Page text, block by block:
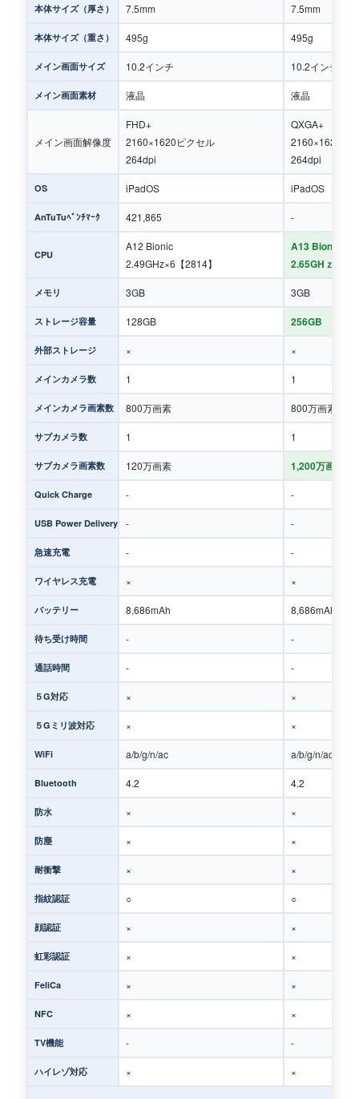
本体サイズ（厚さ） 7.5mm 7.5mm
本体サイズ（重さ） 495g 495g
メイン画面サイズ 10.2インチ 10.2インチ
メイン画面素材 液晶 液晶
メイン画面解像度
FHD+
2160×1620ピクセル
264dpi
QXGA+
2160×1620ピ
264dpi
OS iPadOS iPadOS
AnTuTuﾍﾞﾝﾁﾏｰｸ 421,865 -
CPU
A12 Bionic
2.49GHz×6【2814】
A13 Bionic
2.65GHｚ×2＋
メモリ 3GB 3GB
ストレージ容量 128GB 256GB
外部ストレージ × ×
メインカメラ数 1 1
メインカメラ画素数 800万画素 800万画素（広
サブカメラ数 1 1
サブカメラ画素数 120万画素 1,200万画素（
Quick Charge - -
USB Power Delivery - -
急速充電 - -
ワイヤレス充電 × ×
バッテリー 8,686mAh 8,686mAh
待ち受け時間 - -
通話時間 - -
５G対応 × ×
５Gミリ波対応 × ×
WiFi a/b/g/n/ac a/b/g/n/ac
Bluetooth 4.2 4.2
防水 × ×
防塵 × ×
耐衝撃 × ×
指紋認証 ○ ○
顔認証 × ×
虹彩認証 × ×
FeliCa × ×
NFC × ×
TV機能 - -
ハイレゾ対応 × ×